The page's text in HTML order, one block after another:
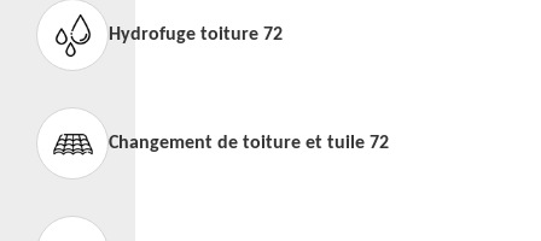
Hydrofuge toiture 72
Changement de toiture et tuile 72